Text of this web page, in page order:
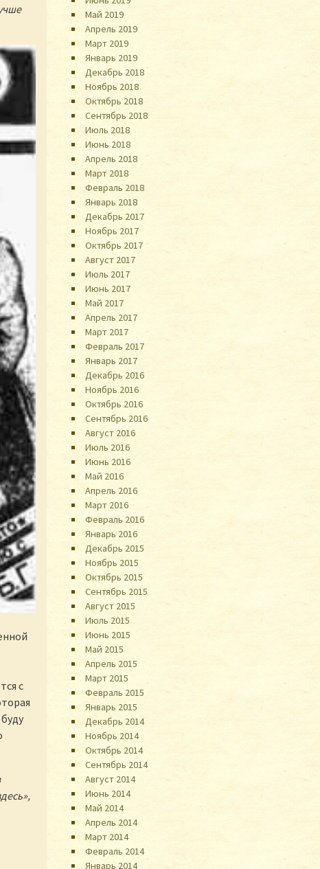
с
Май 2019
Апрель 2019
Март 2019
Январь 2019
Декабрь 2018
Ноябрь 2018
Октябрь 2018
Сентябрь 2018
Июль 2018
Июнь 2018
Апрель 2018
Март 2018
Февраль 2018
Январь 2018
Декабрь 2017
Ноябрь 2017
Октябрь 2017
Август 2017
Июль 2017
Июнь 2017
Май 2017
Апрель 2017
Март 2017
Февраль 2017
Январь 2017
Декабрь 2016
Ноябрь 2016
Октябрь 2016
Сентябрь 2016
Август 2016
Июль 2016
Июнь 2016
Май 2016
Апрель 2016
Март 2016
Февраль 2016
Январь 2016
Декабрь 2015
Ноябрь 2015
Октябрь 2015
Сентябрь 2015
Август 2015
Июль 2015
Июнь 2015
Май 2015
Апрель 2015
Март 2015
Февраль 2015
Январь 2015
Декабрь 2014
Ноябрь 2014
Октябрь 2014
Сентябрь 2014
Август 2014
Июнь 2014
Май 2014
Апрель 2014
Март 2014
Февраль 2014
Январь 2014